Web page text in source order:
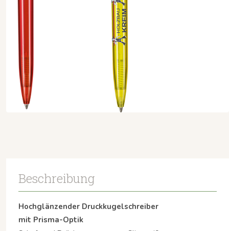
Beschreibung
Hochglänzender Druckkugelschreiber
mit Prisma-Optik